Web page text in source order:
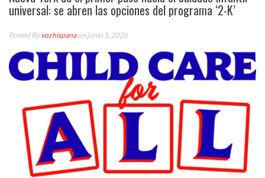
universal: se abren las opciones del programa ‘2-K’
Posted Byvozhispanaon junio 1, 2026